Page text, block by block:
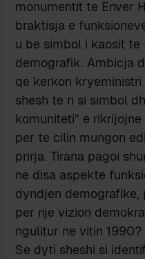
monumentit te Enver
braktisja e
u be simbol i kaosit
demografik. Ambicja
qe kerkon kryeministri
shesh te ri si simbol
komuniteti” e
per te cilin mungon
prirja. Tirana pagoi
ne disa aspekte
dyndjen
per nje vizion
ngulitur ne vitin 1990?
Se dyti sheshi si